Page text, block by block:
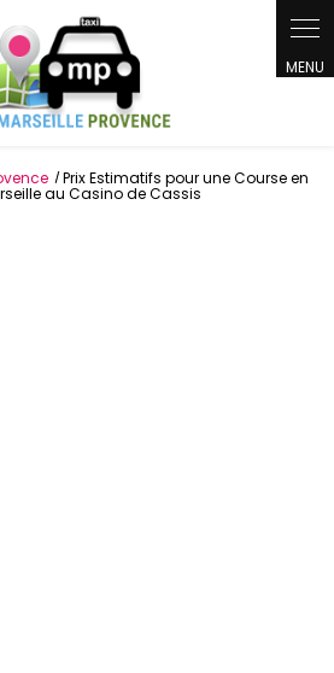
Prix Estimatifs pour une Course en
au Casino de Cassis
cookies